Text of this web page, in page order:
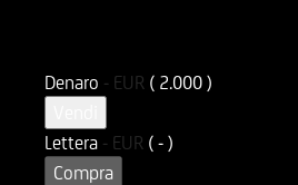
Denaro - EUR ( 2.000 )
Lettera - EUR ( - )
Compra